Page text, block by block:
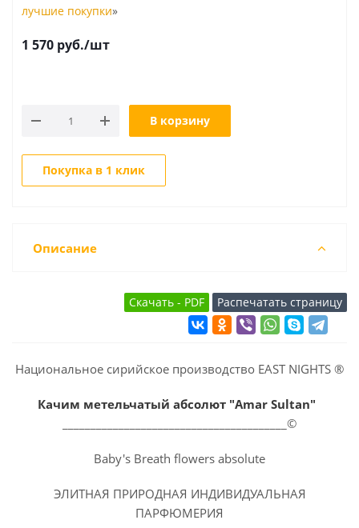
лучшие покупки»
1 570 руб./шт
В корзину
Покупка в 1 клик
Описание
Национальное сирийское производство EAST NIGHTS ®
Качим метельчатый абсолют "Amar Sultan"
________________________________________©
Baby's Breath flowers absolute
ЭЛИТНАЯ ПРИРОДНАЯ ИНДИВИДУАЛЬНАЯ
ПАРФЮМЕРИЯ